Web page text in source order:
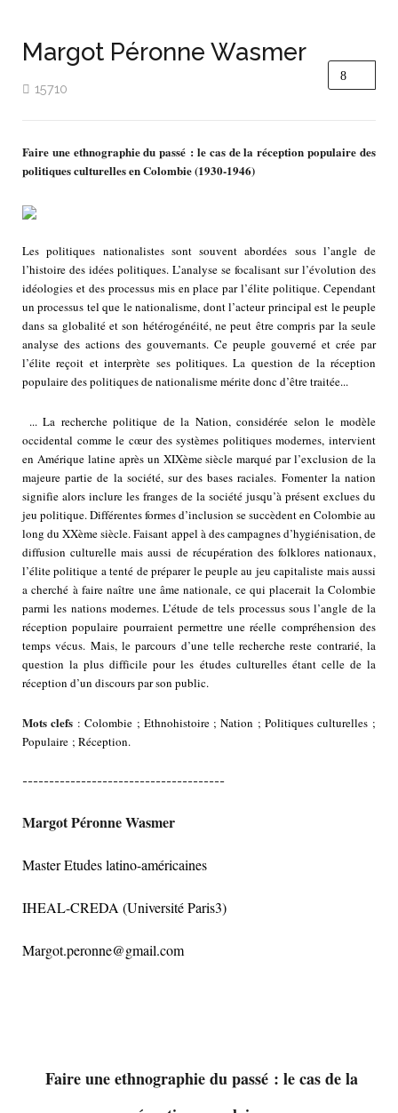
Margot Péronne Wasmer
15710
Faire une ethnographie du passé : le cas de la réception populaire des
politiques culturelles en Colombie (1930-1946)
Les politiques nationalistes sont souvent abordées sous l’angle de
l’histoire des idées politiques. L’analyse se focalisant sur l’évolution des
idéologies et des processus mis en place par l’élite politique. Cependant
un processus tel que le nationalisme, dont l’acteur principal est le peuple
dans sa globalité et son hétérogénéité, ne peut être compris par la seule
analyse des actions des gouvernants. Ce peuple gouverné et crée par
l’élite reçoit et interprète ses politiques. La question de la réception
populaire des politiques de nationalisme mérite donc d’être traitée...
... La recherche politique de la Nation, considérée selon le modèle
occidental comme le cœur des systèmes politiques modernes, intervient
en Amérique latine après un XIXème siècle marqué par l’exclusion de la
majeure partie de la société, sur des bases raciales. Fomenter la nation
signifie alors inclure les franges de la société jusqu’à présent exclues du
jeu politique. Différentes formes d’inclusion se succèdent en Colombie au
long du XXème siècle. Faisant appel à des campagnes d’hygiénisation, de
diffusion culturelle mais aussi de récupération des folklores nationaux,
l’élite politique a tenté de préparer le peuple au jeu capitaliste mais aussi
a cherché à faire naître une âme nationale, ce qui placerait la Colombie
parmi les nations modernes. L’étude de tels processus sous l’angle de la
réception populaire pourraient permettre une réelle compréhension des
temps vécus. Mais, le parcours d’une telle recherche reste contrarié, la
question la plus difficile pour les études culturelles étant celle de la
réception d’un discours par son public.
Mots clefs: Colombie ; Ethnohistoire ; Nation ; Politiques culturelles ;
Populaire ; Réception.
--------------------------------------
Margot Péronne Wasmer
Master Etudes latino-américaines
IHEAL-CREDA (Université Paris3)
Margot.peronne@gmail.com
Faire une ethnographie du passé : le cas de la